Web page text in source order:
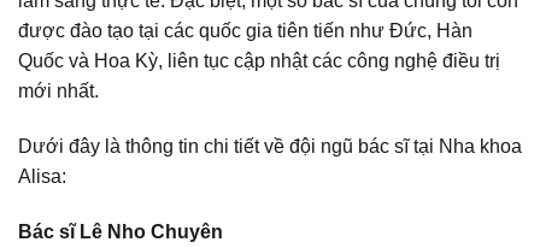
được đào tạo tại các quốc gia tiên tiến như Đức, Hàn
Quốc và Hoa Kỳ, liên tục cập nhật các công nghệ điều trị
mới nhất.
Dưới đây là thông tin chi tiết về đội ngũ bác sĩ tại Nha khoa
Alisa:
Bác sĩ Lê Nho Chuyên